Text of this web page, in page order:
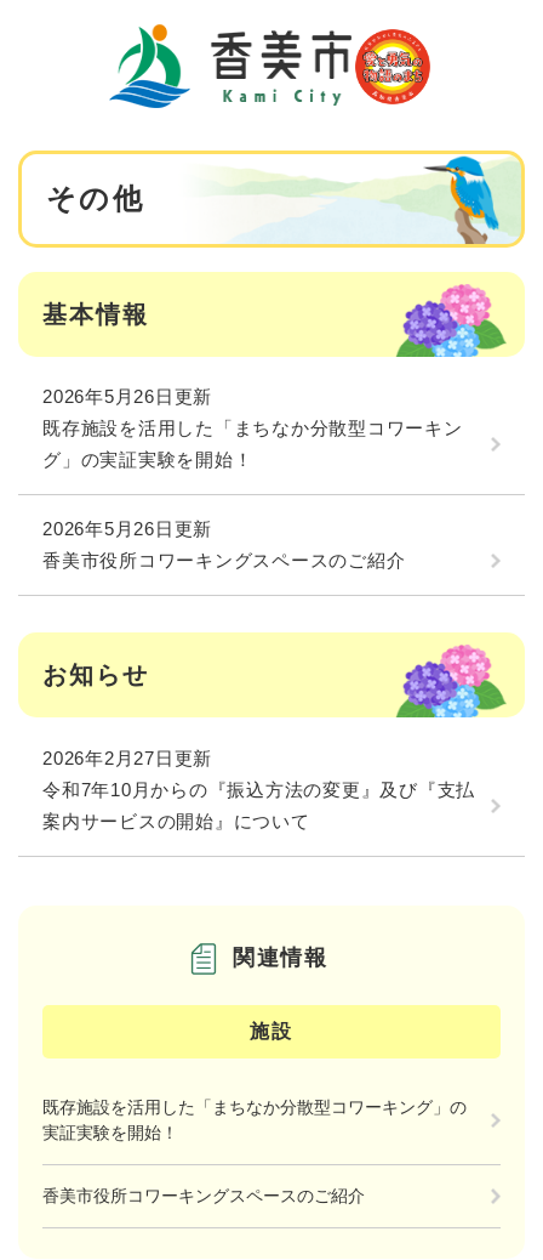
本
その他
基本情報
2026年5月26日更新
既存施設を活用した「まちなか分散型コワーキン
グ」の実証実験を開始！
2026年5月26日更新
香美市役所コワーキングスペースのご紹介
お知らせ
2026年2月27日更新
令和7年10月からの『振込方法の変更』及び『支払
案内サービスの開始』について
関連情報
施設
既存施設を活用した「まちなか分散型コワーキング」の
実証実験を開始！
香美市役所コワーキングスペースのご紹介